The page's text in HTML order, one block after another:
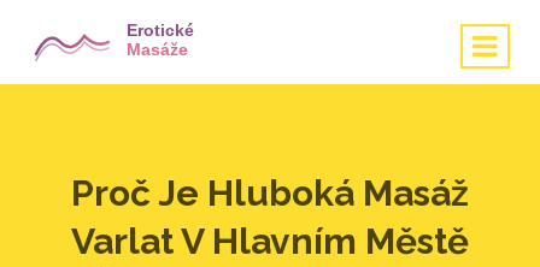
Proč Je Hluboká Masáž
Varlat V Hlavním Městě